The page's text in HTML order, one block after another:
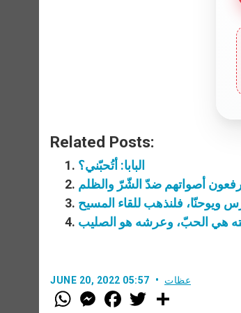
Related Posts:
البابا: أتُحبّني؟
يرفعون أصواتهم ضدّ الشّرّ والظلم
فلنذهب للقاء المسيح
هي الحبّ، وعرشه هو الصليب
JUNE 20, 2022 05:57 عظات
W
h
M
e
F
a w